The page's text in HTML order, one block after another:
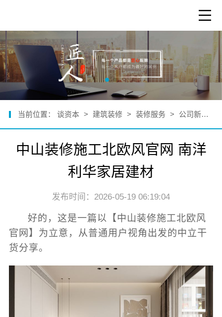
当前位置： 谈资本 > 建筑装修 > 装修服务 > 公司新闻
中山装修施工北欧风官网 南洋
利华家居建材
发布时间：2026-05-19 06:19:04
好的，这是一篇以【中山装修施工北欧风
官网】为立意，从普通用户视角出发的中立干
货分享。